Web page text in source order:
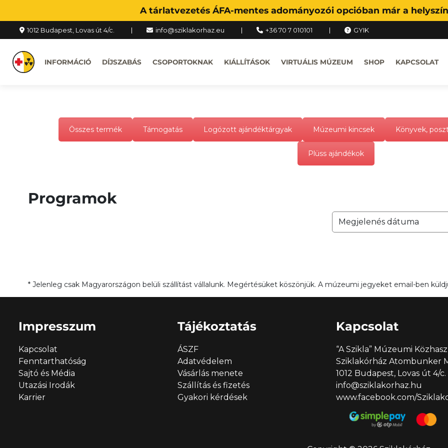
A tárlatvezetés ÁFA-mentes adományozói opcióban már a
1012 Budapest, Lovas út 4/c. info@sziklakorhaz.eu +36 70 7 010101 GYIK
INFORMÁCIÓ DÍJSZABÁS CSOPORTOKNAK KIÁLLÍTÁSOK VIRTUÁLIS MÚZEUM SHOP KAPCSOLAT
Összes termék Támogatás Logózott ajándéktárgyak Múzeumi kincsek Könyvek,
Plüss ajándékok
Programok
* Jelenleg csak Magyarországon belüli szállítást vállalunk. Megértésüket köszönjük. A múzeumi jegyeket email-ben
Impresszum
Kapcsolat
Fenntarthatóság
Sajtó és Média
Utazási Irodák
Karrier
Tájékoztatás
ÁSZF
Adatvédelem
Vásárlás menete
Szállítás és fizetés
Gyakori kérdések
Kapcsolat
“A Szikla” Múzeumi
Sziklakórház Atombunker
1012 Budapest, Lovas út 4/c.
info@sziklakorhaz.hu
www.facebook.com/